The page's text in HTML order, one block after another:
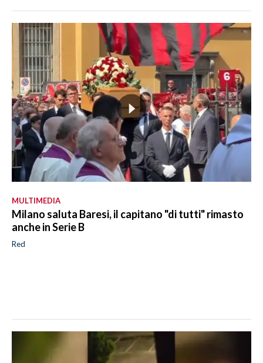
MULTIMEDIA
Milano saluta Baresi, il capitano "di tutti" rimasto
anche in Serie B
Red